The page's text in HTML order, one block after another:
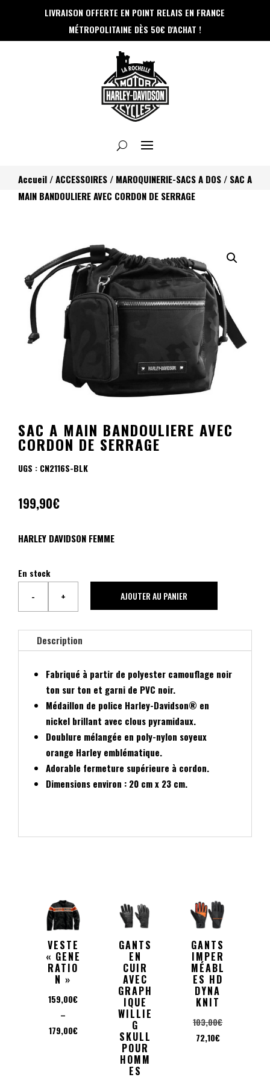
Panneau de gestion des cookies
LIVRAISON OFFERTE EN POINT RELAIS EN FRANCE
MÉTROPOLITAINE DÈS 50€ D'ACHAT !
Accueil /ACCESSOIRES / MAROQUINERIE-SACS A DOS / SAC A
MAIN BANDOULIERE AVEC CORDON DE SERRAGE
SAC A MAIN BANDOULIERE AVEC
CORDON DE SERRAGE
UGS : CN2116S-BLK
199,90€
HARLEY DAVIDSON FEMME
En stock
A
MAIN
BANDOULIERE
AVEC
CORDON
SERRAGE
- + AJOUTER AU PANIER
Description
Fabriqué à partir de polyester camouflage noir
ton sur ton et garni de PVC noir.
Médaillon de police Harley-Davidson® en
nickel brillant avec clous pyramidaux.
Doublure mélangée en poly-nylon soyeux
orange Harley emblématique.
Adorable fermeture supérieure à cordon.
Dimensions environ : 20 cm x 23 cm.
VESTE
« GENE
RATIO
N »
159,00€
–
179,00€Plage
GANTS
EN
CUIR
AVEC
GRAPH
IQUE
WILLIE
G
SKULL
POUR
HOMM
ES
GANTS
IMPER
MÉABL
ES HD
DYNA
KNIT
103,00€Le
72,10€Le